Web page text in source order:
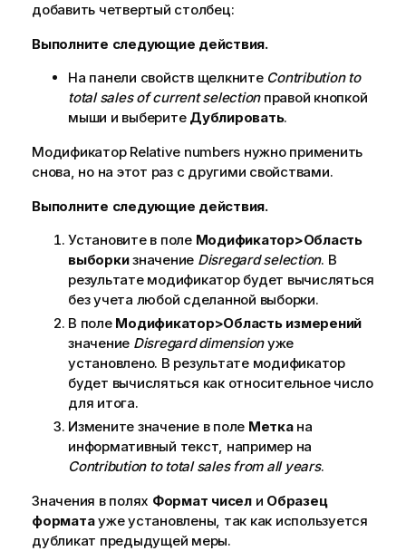
добавить четвертый столбец:
Выполните следующие действия.
На панели свойств щелкните Contribution to
total sales of current selectionправой кнопкой
мыши и выберите Дублировать.
Модификатор Relative numbers нужно применить
снова, но на этот раз с другими свойствами.
Выполните следующие действия.
Установите в поле Модификатор>Область
выборкизначение Disregard selection. В
результате модификатор будет вычисляться
без учета любой сделанной выборки.
В поле Модификатор>Область измерений
значение Disregard dimensionуже
установлено. В результате модификатор
будет вычисляться как относительное число
для итога.
Измените значение в поле Меткана
информативный текст, например на
Contribution to total sales from all years.
Значения в полях Формат чисели Образец
форматауже установлены, так как используется
дубликат предыдущей меры.